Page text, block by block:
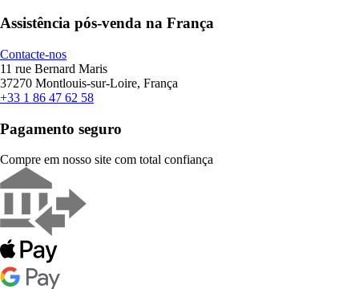
Assistência pós-venda na França
Contacte-nos
11 rue Bernard Maris
37270 Montlouis-sur-Loire, França
+33 1 86 47 62 58
Pagamento seguro
Compre em nosso site com total confiança